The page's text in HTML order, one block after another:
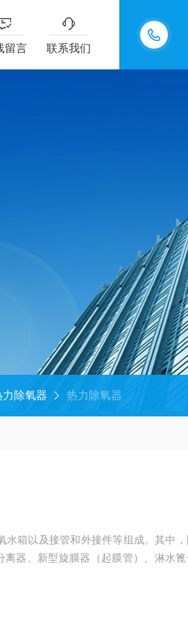
留言 联系我们
力除氧器 热力除氧器
水箱以及接管和外接件等组成。其中
器、新型旋膜器（起膜管）、淋水